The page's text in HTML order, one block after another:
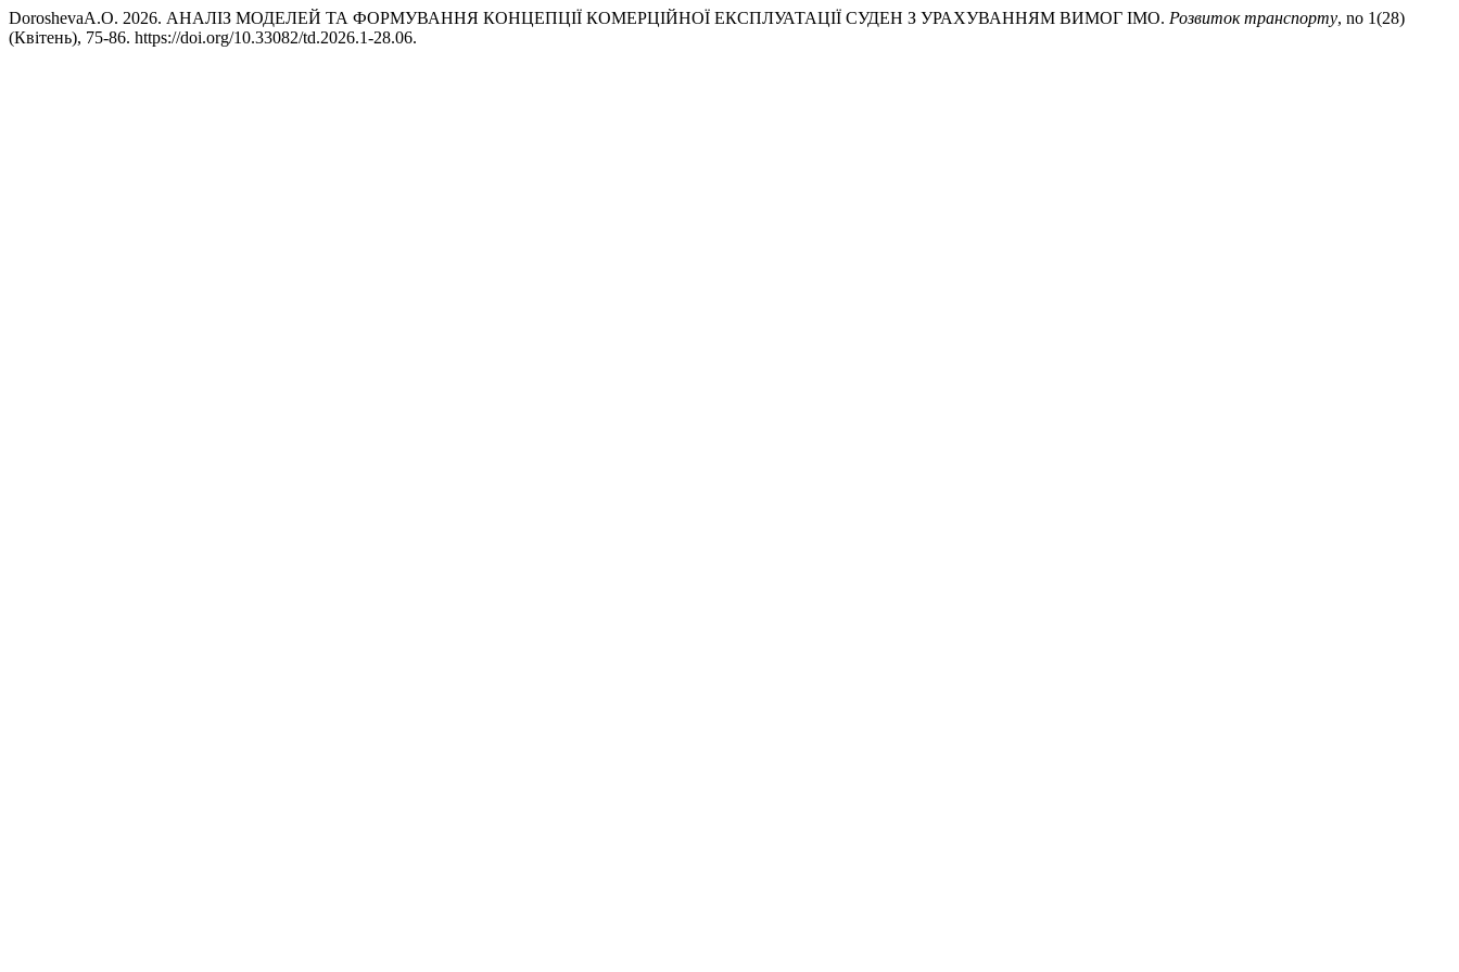
DoroshevaА.О. 2026. АНАЛІЗ МОДЕЛЕЙ ТА ФОРМУВАННЯ КОНЦЕПЦІЇ КОМЕРЦІЙНОЇ ЕКСПЛУАТАЦІЇ СУДЕН З УРАХУВАННЯМ ВИМОГ IMO. Розвиток транспорту, no 1(28)
(Квітень), 75-86. https://doi.org/10.33082/td.2026.1-28.06.